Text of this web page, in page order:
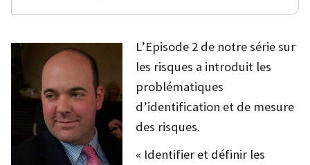
L’Episode 2 de notre série sur
les risques a introduit les
problématiques
d’identification et de mesure
des risques.
« Identifier et définir les